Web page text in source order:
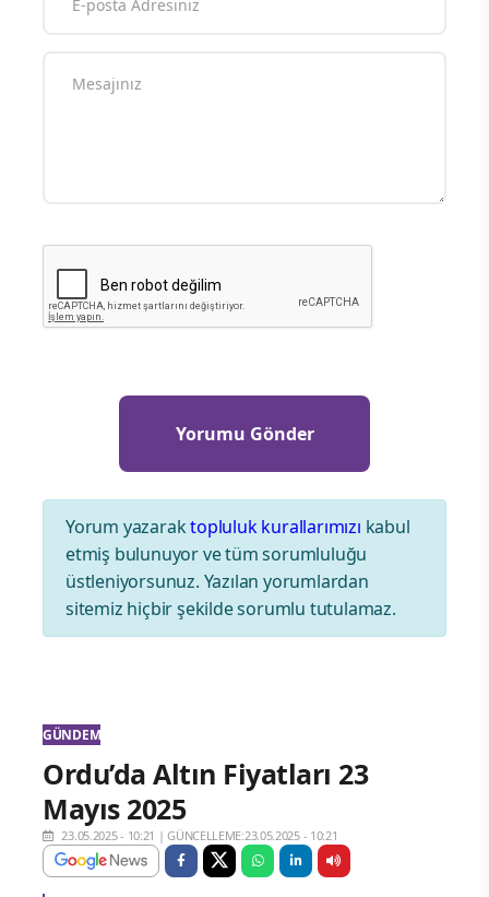
Yorum yazaraktopluluk kurallarımızı kabul
etmiş bulunuyor ve tüm sorumluluğu
üstleniyorsunuz. Yazılan yorumlardan
sitemiz hiçbir şekilde sorumlu tutulamaz.
GÜNDEM
Ordu’da Altın Fiyatları 23
Mayıs 2025
23.05.2025 - 10:21 |GÜNCELLEME:23.05.2025 - 10:21